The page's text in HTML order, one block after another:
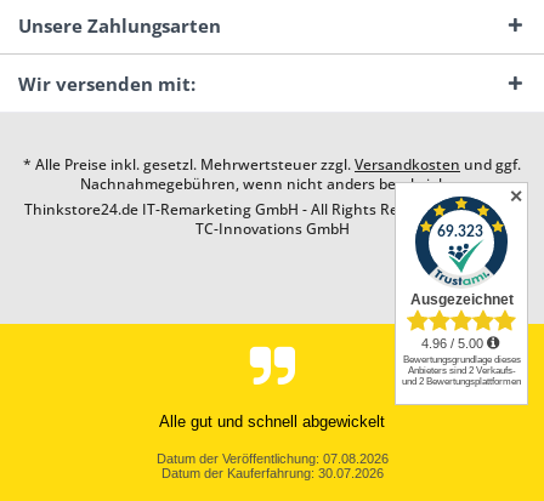
Unsere Zahlungsarten
Wir versenden mit:
* Alle Preise inkl. gesetzl. Mehrwertsteuer zzgl.Versandkosten und ggf.
Nachnahmegebühren, wenn nicht anders beschrieben
Thinkstore24.de IT-Remarketing GmbH - All Rights Reserved. Design by
TC-Innovations GmbH
Alle gut und schnell abgewickelt
Datum der Veröffentlichung: 07.08.2026
Datum der Kauferfahrung: 30.07.2026
✕